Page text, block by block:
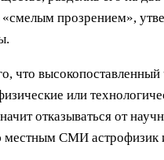
прозрением»,
что
или
отказываться от
местным СМИ астрофизик